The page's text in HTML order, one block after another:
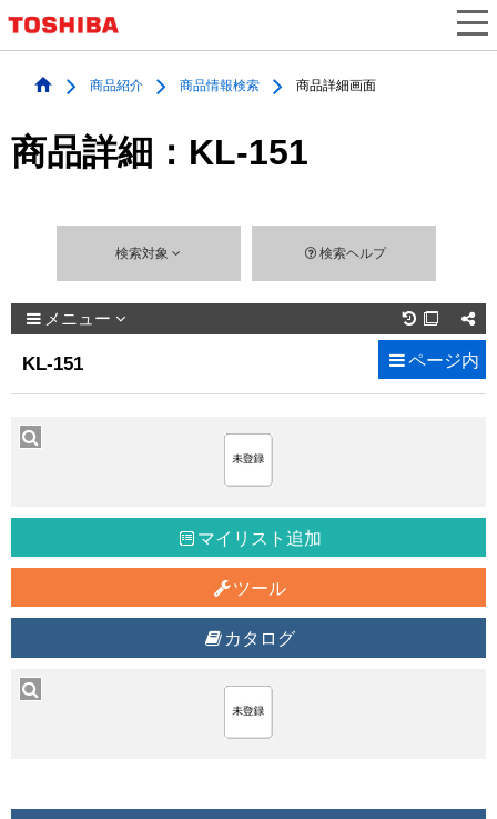
商品紹介 商品情報検索 商品詳細画面
商品詳細：KL-151
検索対象 検索ヘルプ
メニュー 
KL-151 ページ内
マイリスト追加
ツール
カタログ